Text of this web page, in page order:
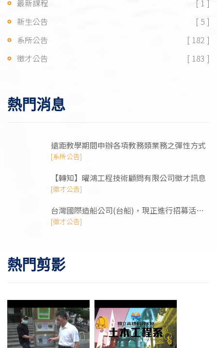
最新課程
[ 1 ]
新生公告
[ 5 ]
系所公告
[ 182 ]
徵才公告
[ 183 ]
熱門消息
遠距教學期間申辦各項教務類業務之彈性方式
[系所公告]
【轉知】曜鴻⼯程技術顧問有限公司徵才訊息
[徵才公告]
台灣國際造船公司(台船)，現正進行招募活
動，需求工程師/管理師/技術類人才
[徵才公告]
熱門剪影